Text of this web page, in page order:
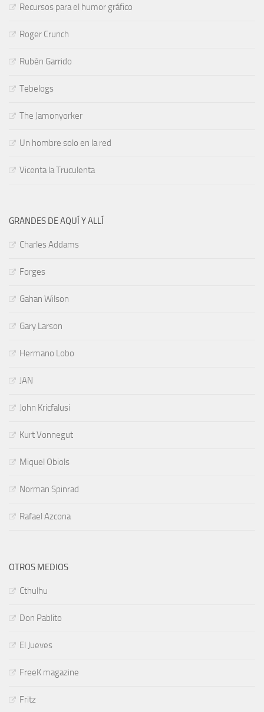
Recursos para el humor gráfico
Roger Crunch
Rubén Garrido
Tebelogs
The Jamonyorker
Un hombre solo en la red
Vicenta la Truculenta
GRANDES DE AQUÍ Y ALLÍ
Charles Addams
Forges
Gahan Wilson
Gary Larson
Hermano Lobo
JAN
John Kricfalusi
Kurt Vonnegut
Miquel Obiols
Norman Spinrad
Rafael Azcona
OTROS MEDIOS
Cthulhu
Don Pablito
El Jueves
FreeK magazine
Fritz